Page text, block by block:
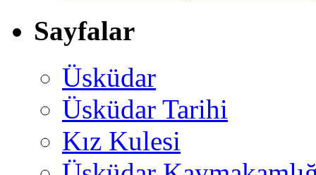
Sayfalar
Üsküdar
Üsküdar Tarihi
Kız Kulesi